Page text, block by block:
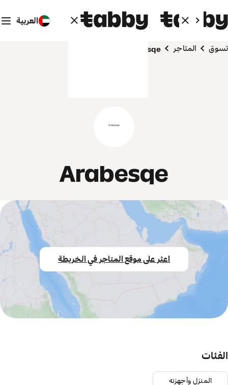
العربية
تسوق المتاجر Arabesqe
Arabesqe
اعثر على موقع المتاجر في الخريطة
الفئات
المنزل وأجهزته